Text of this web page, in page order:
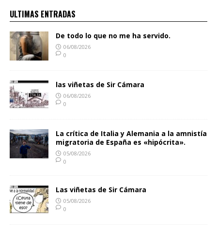
ULTIMAS ENTRADAS
De todo lo que no me ha servido.
06/08/2026
0
las viñetas de Sir Cámara
06/08/2026
0
La crítica de Italia y Alemania a la amnistía
migratoria de España es «hipócrita».
05/08/2026
0
Las viñetas de Sir Cámara
05/08/2026
0